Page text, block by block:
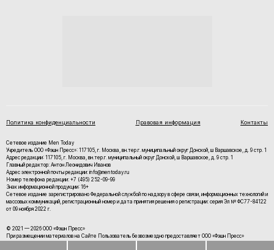
Политика конфиденциальности Правовая информация Контакты
Сетевое издание Men Today
Учредитель ООО «Фэшн Пресс»: 117105, г. Москва, вн.тер.г. муниципальный округ Донской, ш Варшавское, д. 9 стр. 1
Адрес редакции: 117105, г. Москва, вн.тер.г. муниципальный округ Донской, ш Варшавское, д. 9 стр. 1
Главный редактор: Антон Леонидович Иванов
Адрес электронной почты редакции: info@mentoday.ru
Номер телефона редакции: +7 (495) 252-09-99
Знак информационной продукции: 16+
Cетевое издание зарегистрировано Федеральной службой по надзору в сфере связи, информационных технологий и
массовых коммуникаций, регистрационный номер и дата принятия решения о регистрации: серия Эл № ФС77-84122
от 09 ноября 2022 г.
© 2021 — 2026 ООО «Фэшн Пресс»
При размещении материалов на Сайте Пользователь безвозмездно предоставляет ООО «Фэшн Пресс»